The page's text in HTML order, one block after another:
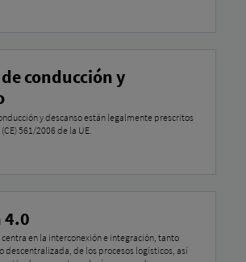
conducción y
y descanso están legalmente prescritos
561/2006 de la UE.
4.0
centra en la interconexión e integración, tanto
descentralizada, de los procesos logísticos, así